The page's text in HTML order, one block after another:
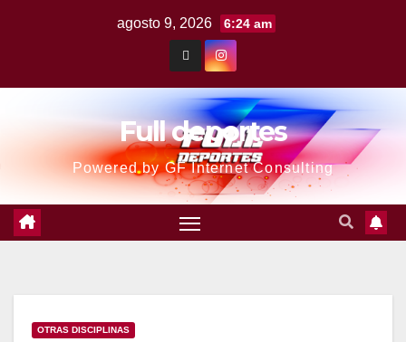
agosto 9, 2026 6:24 am
Full deportes
Powered by GF Internet Consulting
OTRAS DISCIPLINAS